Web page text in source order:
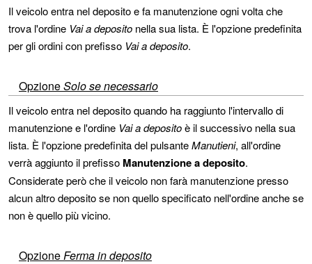
Il veicolo entra nel deposito e fa manutenzione ogni volta che
trova l'ordine Vai a deposito nella sua lista. È l'opzione predefinita
per gli ordini con prefisso Vai a deposito.
OpzioneSolo se necessario
Il veicolo entra nel deposito quando ha raggiunto l'intervallo di
manutenzione e l'ordine Vai a depositoè il successivo nella sua
lista. È l'opzione predefinita del pulsanteManutieni, all'ordine
verrà aggiunto il prefisso Manutenzione a deposito.
Considerate però che il veicolo non farà manutenzione presso
alcun altro deposito se non quello specificato nell'ordine anche se
non è quello più vicino.
OpzioneFerma in deposito